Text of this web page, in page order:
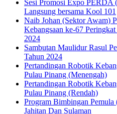
Sesi Promosi Expo PERDA
Langsung bersama Kool 101
Naib Johan (Sektor Awam)
Kebangsaan ke-67
2024
Sambutan Maulidur Rasul
Tahun 2024
Pertandingan Robotik
Pulau Pinang (Menengah)
Pertandingan Robotik
Pulau Pinang (Rendah)
Program Bimbingan
Jahitan Dan Sulaman